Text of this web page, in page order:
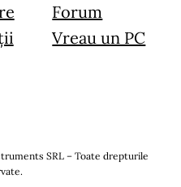
Forum
Vreau un PC
SRL – Toate drepturile